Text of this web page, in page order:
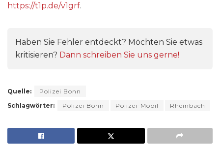
https://t1p.de/v1grf.
Haben Sie Fehler entdeckt? Möchten Sie etwas
kritisieren? Dann schreiben Sie uns gerne!
Quelle:
Polizei Bonn
Schlagwörter:
Polizei Bonn Polizei-Mobil Rheinbach